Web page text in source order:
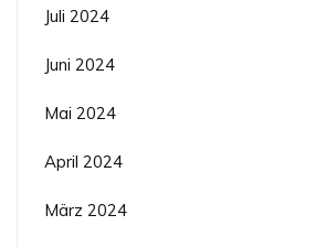
Juli 2024
Juni 2024
Mai 2024
April 2024
März 2024